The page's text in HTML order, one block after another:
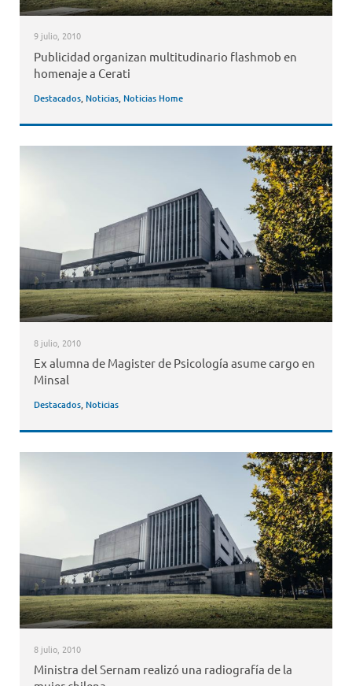
9 julio, 2010
Publicidad organizan multitudinario flashmob en
homenaje a Cerati
Destacados, Noticias, Noticias Home
8 julio, 2010
Ex alumna de Magister de Psicología asume cargo en
Minsal
Destacados, Noticias
8 julio, 2010
Ministra del Sernam realizó una radiografía de la